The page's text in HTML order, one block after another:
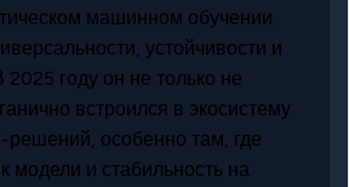
машинном обучении.
устойчивости и
году он не только не
встроился в экосистему
особенно там, где
модели и стабильность на